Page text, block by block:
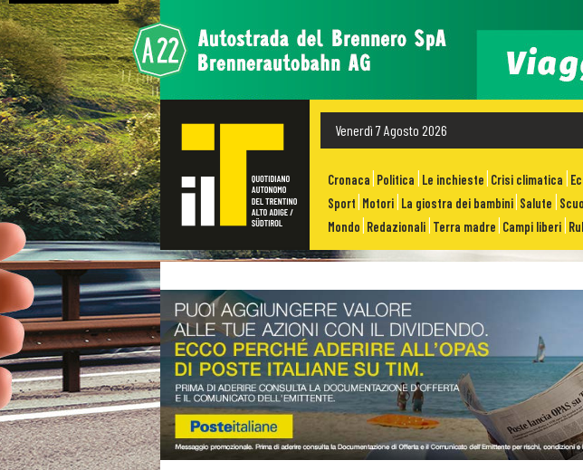
Venerdì 7 Agosto 2026
Cronaca Politica Le inchieste Crisi climatica
Sport Motori La giostra dei bambini Salute
Mondo Redazionali Terra madre Campi liberi